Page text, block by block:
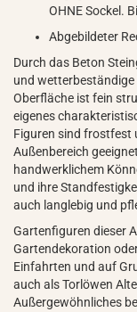
OHNE Sockel.
Abgebildeter
Durch das Beton
und wetterbeständige
Oberfläche ist fein
eigenes
Figuren sind frostfest
Außenbereich
handwerklichem
und ihre
auch langlebig und
Gartenfiguren dieser
Gartendekoration
Einfahrten und auf
auch als Torlöwen
Außergewöhnliches